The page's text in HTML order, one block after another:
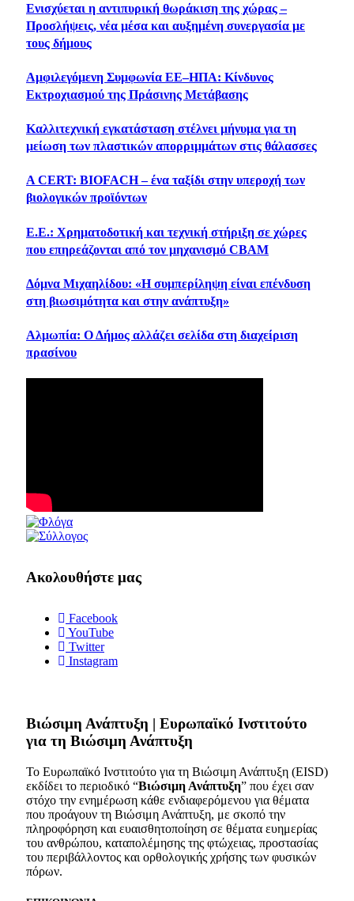
Ενισχύεται η αντιπυρική θωράκιση της χώρας –
Προσλήψεις, νέα μέσα και αυξημένη συνεργασία με
τους δήμους
Αμφιλεγόμενη Συμφωνία ΕΕ–ΗΠΑ: Κίνδυνος
Εκτροχιασμού της Πράσινης Μετάβασης
Καλλιτεχνική εγκατάσταση στέλνει μήνυμα για τη
μείωση των πλαστικών απορριμμάτων στις θάλασσες
A CERT: BIOFACH – ένα ταξίδι στην υπεροχή των
βιολογικών προϊόντων
Ε.Ε.: Χρηματοδοτική και τεχνική στήριξη σε χώρες
που επηρεάζονται από τον μηχανισμό CBAM
Δόμνα Μιχαηλίδου: «Η συμπερίληψη είναι επένδυση
στη βιωσιμότητα και στην ανάπτυξη»
Αλμωπία: Ο Δήμος αλλάζει σελίδα στη διαχείριση
πρασίνου
Ακολουθήστε μας
Facebook
YouTube
Twitter
Instagram
Bιώσιμη Ανάπτυξη | Ευρωπαϊκό Ινστιτούτο
για τη Βιώσιμη Ανάπτυξη
Το Ευρωπαϊκό Ινστιτούτο για τη Βιώσιμη Ανάπτυξη (EISD)
εκδίδει το περιοδικό “Βιώσιμη Ανάπτυξη” που έχει σαν
στόχο την ενημέρωση κάθε ενδιαφερόμενου για θέματα
που προάγουν τη Βιώσιμη Ανάπτυξη, με σκοπό την
πληροφόρηση και ευαισθητοποίηση σε θέματα ευημερίας
του ανθρώπου, καταπολέμησης της φτώχειας, προστασίας
του περιβάλλοντος και ορθολογικής χρήσης των φυσικών
πόρων.